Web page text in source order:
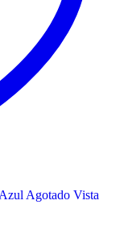
Agotado Vista